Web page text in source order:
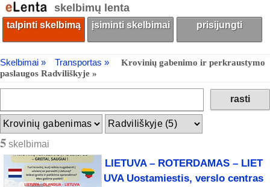
skelbimų lenta
talpinti skelbimą įsiminti skelbimai prisijungti
Skelbimai » Transportas »
Krovinių gabenimo ir perkraustymo
paslaugos Radviliškyje »
5 skelbimai
LIETUVA – ROTERDAMAS – LIET
UVA Uostamiestis, verslo centras